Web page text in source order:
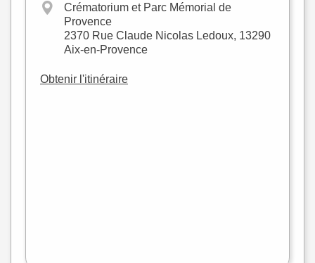
Crématorium et Parc Mémorial de
Provence
2370 Rue Claude Nicolas Ledoux, 13290
Aix-en-Provence
Obtenir l'itinéraire